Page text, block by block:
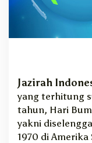
Jazirah
yang terhitung
tahun, Hari
yakni
1970 di